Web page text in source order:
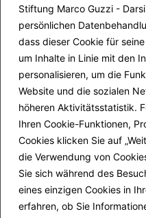
Stiftung Marco Guzzi -
persönlichen
dass dieser Cookie für
um Inhalte in Linie mit den
personalisieren, um die
Website und die sozialen
höheren Aktivitätsstatistik.
Ihren Cookie-Funktionen,
Cookies klicken Sie auf
die Verwendung von
Sie sich während des
eines einzigen Cookies in
erfahren, ob Sie
F.A.Q.
Mappa del sito
Progetti Darsi Pace
Login redattori